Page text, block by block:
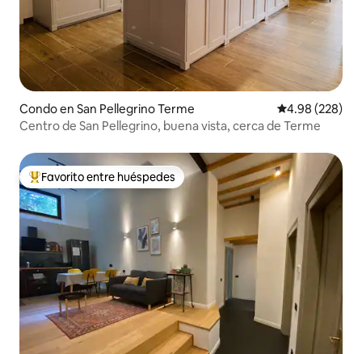
Condo en San Pellegrino Terme Calificación
4.98 (228)
Centro de San Pellegrino, buena vista, cerca de Terme
Favorito entre huéspedes preferido
Favorito entre huéspedes